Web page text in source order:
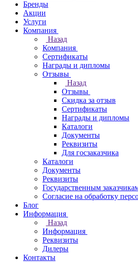
Бренды
Акции
Услуги
Компания
Назад
Компания
Сертификаты
Награды и дипломы
Отзывы
Назад
Отзывы
Скидка за отзыв
Сертификаты
Награды и дипломы
Каталоги
Документы
Реквизиты
Для госзаказчика
Каталоги
Документы
Реквизиты
Государственным
Согласие на обработку
Блог
Информация
Назад
Информация
Реквизиты
Дилеры
Контакты